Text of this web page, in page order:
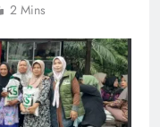
2 Mins